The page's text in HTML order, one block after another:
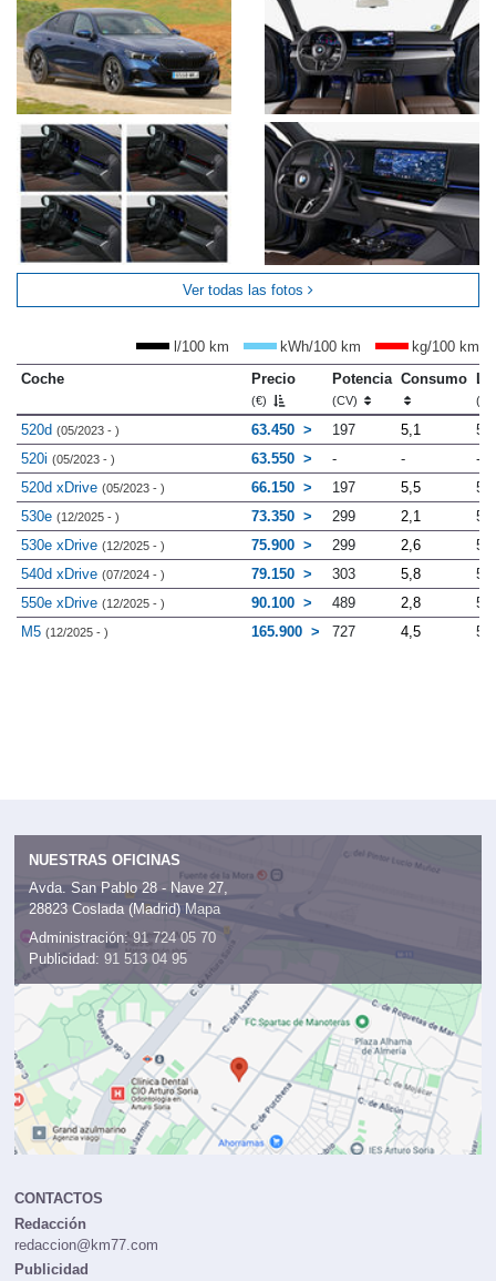
Ver todas las fotos
l/100 km kWh/100 km
kg/100 km
Coche
Precio
(€)
Potencia
(CV)
Consumo
520d (05/2023 - ) 63.450 197 5,1
520i (05/2023 - ) 63.550 - -
-
520d xDrive (05/2023 - ) 66.150 197 5,5
530e (12/2025 - ) 73.350 299 2,1
530e xDrive (12/2025 - ) 75.900 299 2,6
540d xDrive (07/2024 - ) 79.150 303 5,8
550e xDrive (12/2025 - ) 90.100 489 2,8
M5 (12/2025 - ) 165.900 727 4,5
NUESTRAS OFICINAS
Avda. San Pablo 28 - Nave 27,
28823 Coslada (Madrid) Mapa
Administración: 91 724 05 70
Publicidad: 91 513 04 95
CONTACTOS
Redacción
redaccion@km77.com
Publicidad